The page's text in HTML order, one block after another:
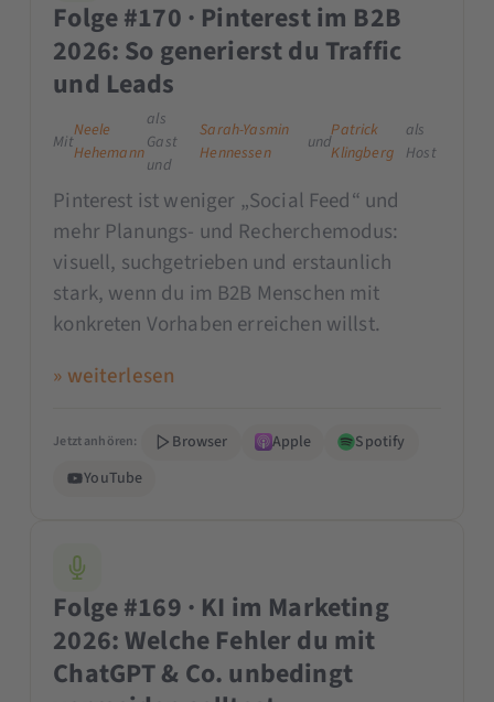
Folge #170 · Pinterest im B2B
2026: So generierst du Traffic
und Leads
Mit
Neele
Hehemann
als
Gast
und
Sarah-Yasmin
Hennessen
und
Patrick
Klingberg
als
Host
Pinterest ist weniger „Social Feed“ und
mehr Planungs- und Recherchemodus:
visuell, suchgetrieben und erstaunlich
stark, wenn du im B2B Menschen mit
konkreten Vorhaben erreichen willst.
» weiterlesen
Jetzt anhören: Browser Apple
Spotify
YouTube
Folge #169 · KI im Marketing
2026: Welche Fehler du mit
ChatGPT & Co. unbedingt